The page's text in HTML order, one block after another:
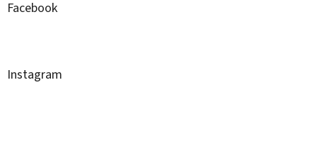
Facebook
Instagram